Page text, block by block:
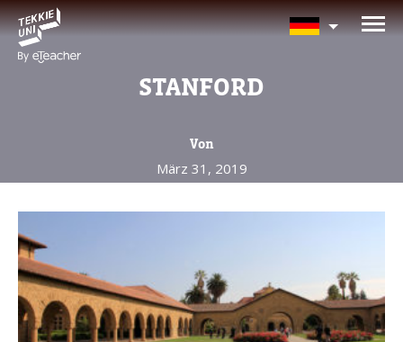
STANFORD
Von
März 31, 2019
BRAUCHEN SIE HILFE BEI
DER KURSAUSWAHL?
Eltern vollständiger Name
Alter Ihres Kindes
Alter Ihres Kindes